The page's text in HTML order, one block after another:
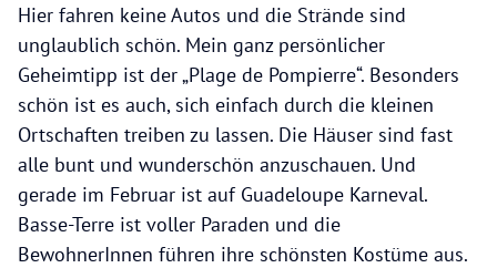
Hier fahren keine Autos und die Strände sind
unglaublich schön. Mein ganz persönlicher
Geheimtipp ist der „Plage de Pompierre“. Besonders
schön ist es auch, sich einfach durch die kleinen
Ortschaften treiben zu lassen. Die Häuser sind fast
alle bunt und wunderschön anzuschauen. Und
gerade im Februar ist auf Guadeloupe Karneval.
Basse-Terre ist voller Paraden und die
BewohnerInnen führen ihre schönsten Kostüme aus.